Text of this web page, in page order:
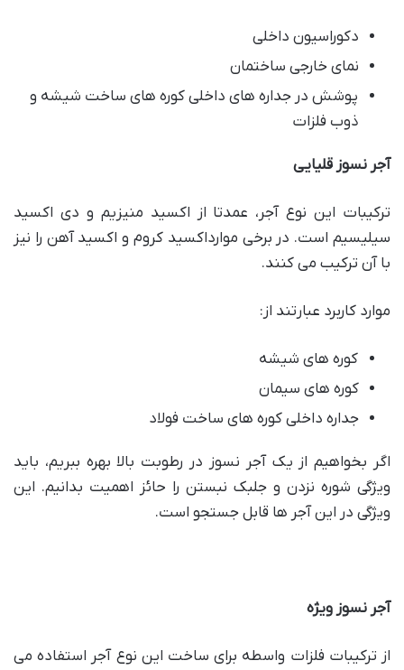
دکوراسیون داخلی
نمای خارجی ساختمان
پوشش در جداره های داخلی کوره های ساخت شیشه و
ذوب فلزات
آجر نسوز قلیایی
ترکیبات این نوع آجر، عمدتا از اکسید منیزیم و دی اکسید
سیلیسیم است. در برخی موارداکسید کروم و اکسید آهن را نیز
با آن ترکیب می کنند.
موارد کاربرد عبارتند از:
کوره های شیشه
کوره های سیمان
جداره داخلی کوره های ساخت فولاد
اگر بخواهیم از یک آجر نسوز در رطوبت بالا بهره ببریم، باید
ویژگی شوره نزدن و جلبک نبستن را حائز اهمیت بدانیم. این
ویژگی در این آجر ها قابل جستجو است.
آجر نسوز ویژه
از ترکیبات فلزات واسطه برای ساخت این نوع آجر استفاده می